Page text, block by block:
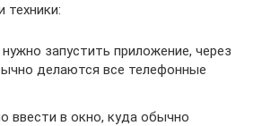
техники:
запустить приложение, через
делаются все телефонные
ввести в окно, куда обычно